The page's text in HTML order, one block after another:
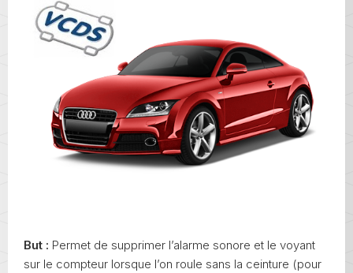
But : Permet de supprimer l’alarme sonore et le voyant
sur le compteur lorsque l’on roule sans la ceinture (pour